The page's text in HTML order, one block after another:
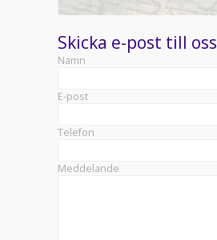
Skicka e-post till oss
Namn
E-post
Telefon
Meddelande